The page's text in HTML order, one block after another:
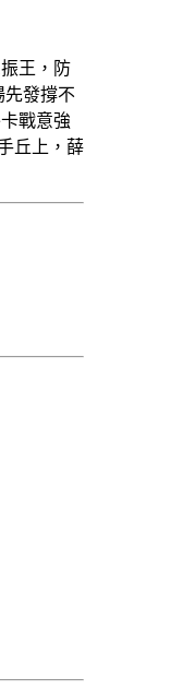
王，防
先發撐不
戰意強
丘上，薛